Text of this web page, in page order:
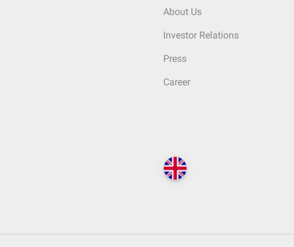
About Us
Investor Relations
Press
Career